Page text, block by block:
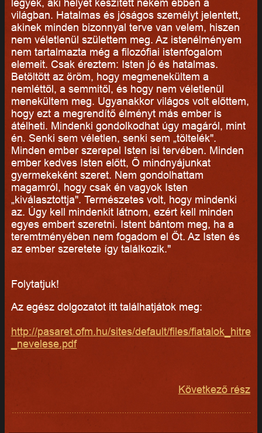
legyek, aki helyet készített nekem ebben a
világban. Hatalmas és jóságos személyt jelentett,
akinek minden bizonnyal terve van velem, hiszen
nem véletlenül születtem meg. Az istenélményem
nem tartalmazta még a filozófiai istenfogalom
elemeit. Csak éreztem: Isten jó és hatalmas.
Betöltött az öröm, hogy megmenekültem a
nemléttől, a semmitől, és hogy nem véletlenül
menekültem meg. Ugyanakkor világos volt előttem,
hogy ezt a megrendítő élményt más ember is
átélheti. Mindenki gondolkodhat úgy magáról, mint
én. Senki sem véletlen, senki sem „töltelék".
Minden ember szerepel Isten isi tervében. Minden
ember kedves Isten előtt, Ő mindnyájunkat
gyermekeként szeret. Nem gondolhattam
magamról, hogy csak én vagyok Isten
„kiválasztottja". Természetes volt, hogy mindenki
az. Úgy kell mindenkit látnom, ezért kell minden
egyes embert szeretni. Istent bántom meg, ha a
teremtményében nem fogadom el Őt. Az Isten és
az ember szeretete így találkozik."
Folytatjuk!
Az egész dolgozatot itt találhatjátok meg:
http://pasaret.ofm.hu/sites/default/files/fiatalok_hitre
_nevelese.pdf
Következő rész